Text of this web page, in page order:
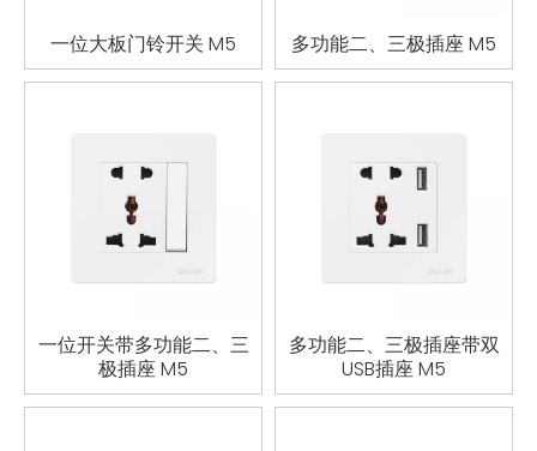
一位大板门铃开关 M5 多功能二、三极插座 M5
一位开关带多功能二、三
极插座 M5
多功能二、三极插座带双
USB插座 M5